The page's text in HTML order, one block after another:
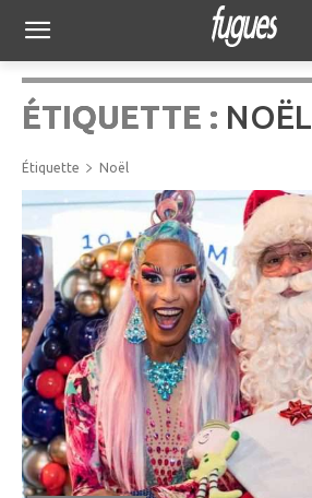
ÉTIQUETTE : NOËL
Étiquette Noël